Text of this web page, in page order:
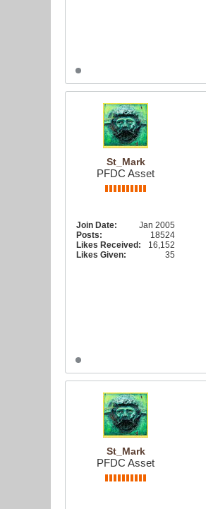
St_Mark
PFDC Asset
Join Date:
Jan 2005
Posts:
18524
Likes Received:
16,152
Likes Given:
35
St_Mark
PFDC Asset